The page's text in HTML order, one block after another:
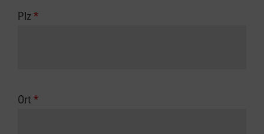
Plz*
Ort *